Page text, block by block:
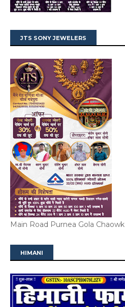
JTS SONY JEWELERS
Main Road Purnea Gola Chaowk
HIMANI